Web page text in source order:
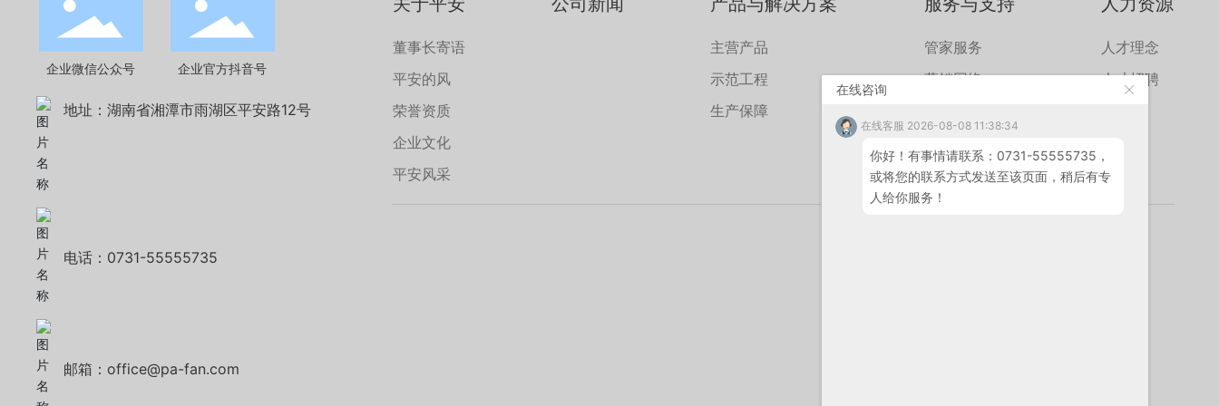
企业微信公众号 企业官方抖音号
地址：湖南省湘潭市雨湖区平安路12号
电话：0731-55555735
邮箱：office@pa-fan.com
董事长寄语
平安的风
荣誉资质
企业文化
平安风采
主营产品
示范工程
生产保障
管家服务
营销网络
人才理念
人才招聘
在线咨询
在线客服 2026-08-08 11:38:34
你好！有事情请联系：0731-55555735，
或将您的联系方式发送至该页面，稍后有专
人给你服务！